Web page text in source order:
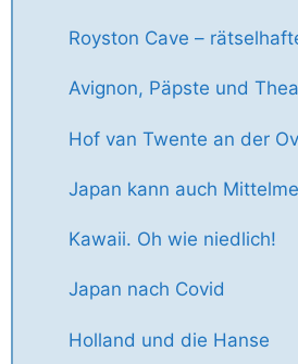
Royston Cave –
Avignon, Päpste und
Hof van Twente an der
Japan kann auch
Kawaii. Oh wie niedlich!
Japan nach Covid
Holland und die Hanse